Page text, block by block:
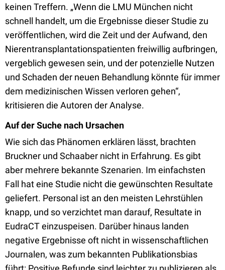
keinen Treffern. „Wenn die LMU München nicht
schnell handelt, um die Ergebnisse dieser Studie zu
veröffentlichen, wird die Zeit und der Aufwand, den
Nierentransplantationspatienten freiwillig aufbringen,
vergeblich gewesen sein, und der potenzielle Nutzen
und Schaden der neuen Behandlung könnte für immer
dem medizinischen Wissen verloren gehen“,
kritisieren die Autoren der Analyse.
Auf der Suche nach Ursachen
Wie sich das Phänomen erklären lässt, brachten
Bruckner und Schaaber nicht in Erfahrung. Es gibt
aber mehrere bekannte Szenarien. Im einfachsten
Fall hat eine Studie nicht die gewünschten Resultate
geliefert. Personal ist an den meisten Lehrstühlen
knapp, und so verzichtet man darauf, Resultate in
EudraCT einzuspeisen. Darüber hinaus landen
negative Ergebnisse oft nicht in wissenschaftlichen
Journalen, was zum bekannten Publikationsbias